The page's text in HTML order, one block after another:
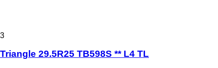
3
Triangle 29.5R25 TB598S ** L4 TL